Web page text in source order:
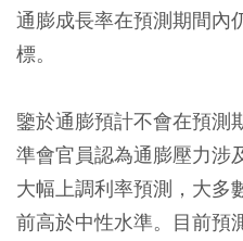
通膨成長率在預測期間內
標。
鑒於通膨預計不會在預測
準會官員認為通膨壓力涉
大幅上調利率預測，大多
前高於中性水準。目前預